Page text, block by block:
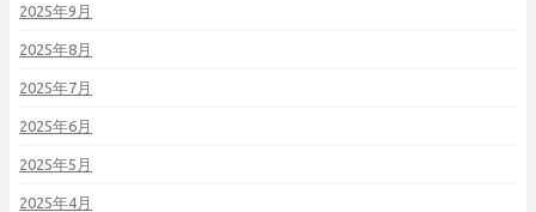
2025年9月
2025年8月
2025年7月
2025年6月
2025年5月
2025年4月